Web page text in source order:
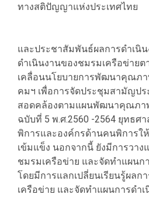
ทางสติปัญญาแห่งประเทศไทย
และประชาสัมพันธ์ผลการดำเนิน
ดำเนินงานของชมรมเครือข่าย
เคลื่อนนโยบายการพัฒนาคุณภ
คมฯ เพื่อการจัดประชุมสามัญปร
สอดคล้องตามแผนพัฒนาคุณภา
ฉบับที่ 5 พ.ศ.2560 -2564 ยุทธศ
พิการและองค์กรด้านคนพิการใ
เข้มแข็ง นอกจากนี้ ยังมีการวาง
ชมรมเครือข่าย และจัดทำแผนก
โดยมีการแลกเปลี่ยนเรียนรู้ผลก
เครือข่าย และจัดทำแผนการดำ